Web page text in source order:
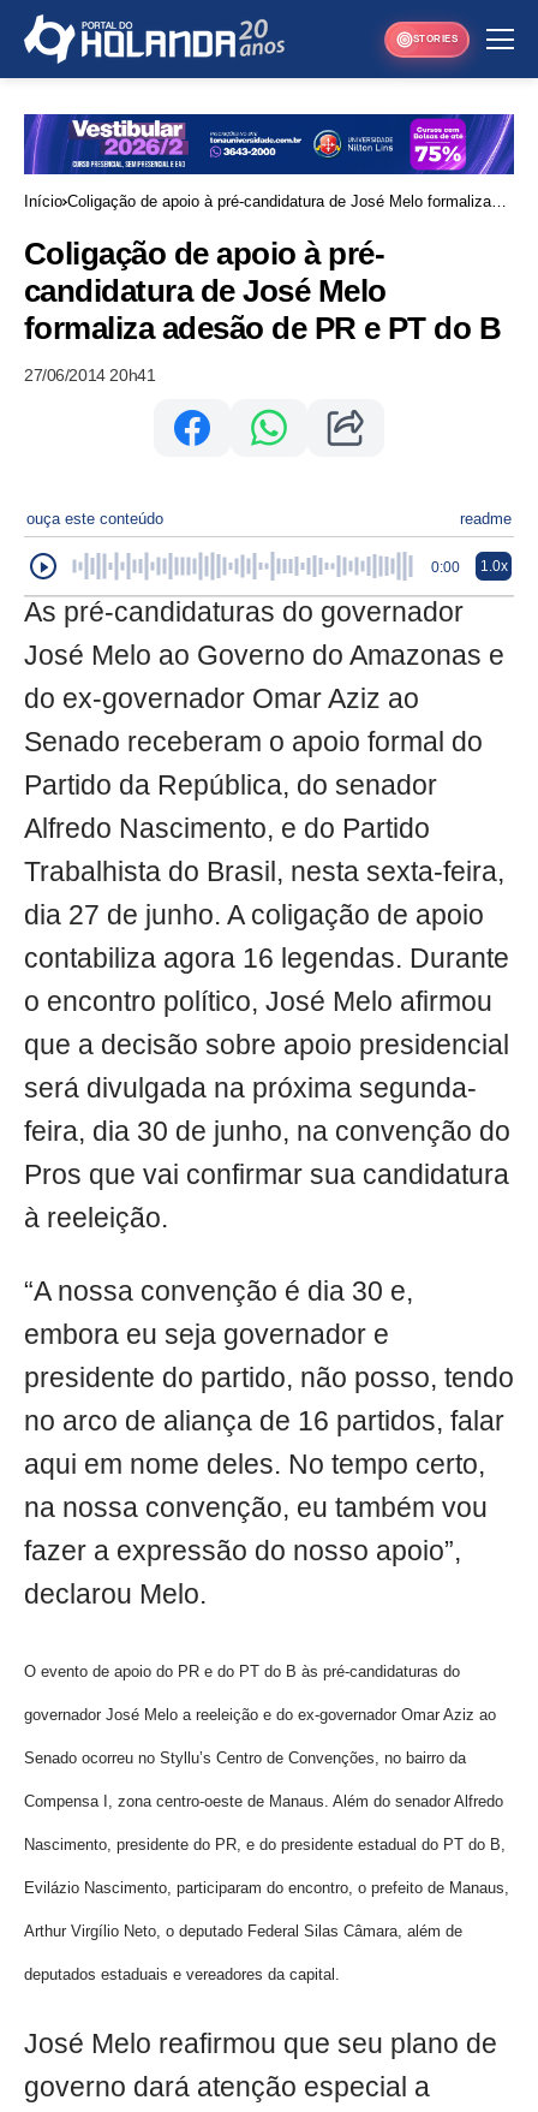
STORIES
Início Coligação de apoio à pré-candidatura de José Melo formaliza
Coligação de apoio à pré-
candidatura de José Melo
formaliza adesão de PR e PT do B
27/06/2014 20h41
ouça este conteúdo readme
0:00 1.0x
As pré-candidaturas do governador
José Melo ao Governo do Amazonas e
do ex-governador Omar Aziz ao
Senado receberam o apoio formal do
Partido da República, do senador
Alfredo Nascimento, e do Partido
Trabalhista do Brasil, nesta sexta-feira,
dia 27 de junho. A coligação de apoio
contabiliza agora 16 legendas. Durante
o encontro político, José Melo afirmou
que a decisão sobre apoio presidencial
será divulgada na próxima segunda-
feira, dia 30 de junho, na convenção do
Pros que vai confirmar sua candidatura
à reeleição.
“A nossa convenção é dia 30 e,
embora eu seja governador e
presidente do partido, não posso, tendo
no arco de aliança de 16 partidos, falar
aqui em nome deles. No tempo certo,
na nossa convenção, eu também vou
fazer a expressão do nosso apoio”,
declarou Melo.
O evento de apoio do PR e do PT do B às pré-candidaturas do
governador José Melo a reeleição e do ex-governador Omar Aziz ao
Senado ocorreu no Styllu’s Centro de Convenções, no bairro da
Compensa I, zona centro-oeste de Manaus. Além do senador Alfredo
Nascimento, presidente do PR, e do presidente estadual do PT do B,
Evilázio Nascimento, participaram do encontro, o prefeito de Manaus,
Arthur Virgílio Neto, o deputado Federal Silas Câmara, além de
deputados estaduais e vereadores da capital.
José Melo reafirmou que seu plano de
governo dará atenção especial a